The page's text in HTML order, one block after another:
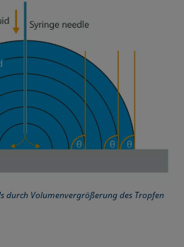
durch Volumenvergrößerung des Tropfen